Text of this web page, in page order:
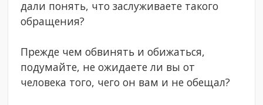
дали понять, что заслуживаете такого
обращения?
Прежде чем обвинять и обижаться,
подумайте, не ожидаете ли вы от
человека того, чего он вам и не обещал?